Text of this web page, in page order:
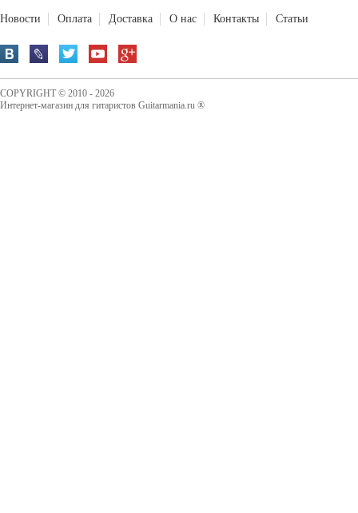
Новости Оплата Доставка О нас Контакты Статьи
COPYRIGHT © 2010 - 2026
Интернет-магазин для гитаристов Guitarmania.ru ®